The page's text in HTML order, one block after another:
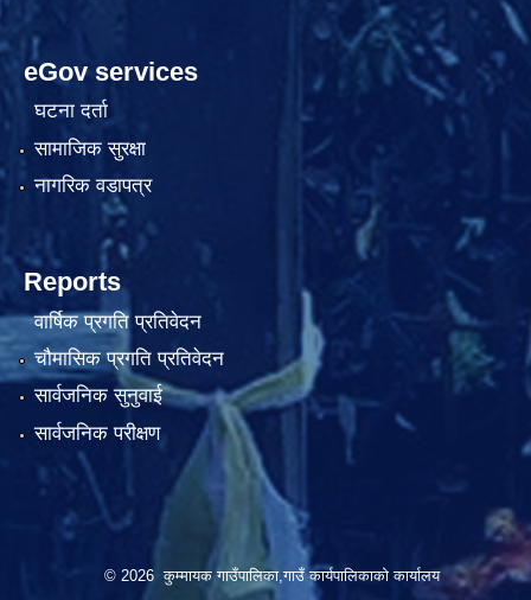
eGov services
घटना दर्ता
सामाजिक सुरक्षा
नागरिक वडापत्र
Reports
वार्षिक प्रगति प्रतिवेदन
चौमासिक प्रगति प्रतिवेदन
सार्वजनिक सुनुवाई
सार्वजनिक परीक्षण
© 2026 कुम्मायक गाउँपालिका,गाउँ कार्यपालिकाको कार्यालय